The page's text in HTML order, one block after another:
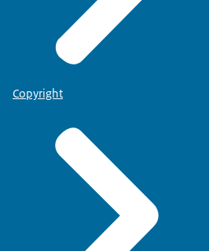
Copyright